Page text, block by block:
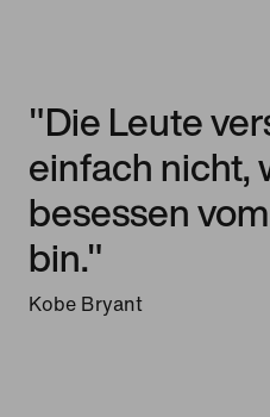
"Die Leute
einfach nicht,
besessen
bin."
Kobe Bryant